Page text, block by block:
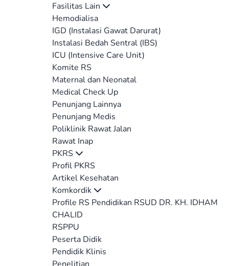
Fasilitas Lain
Hemodialisa
IGD (Instalasi Gawat Darurat)
Instalasi Bedah Sentral (IBS)
ICU (Intensive Care Unit)
Komite RS
Maternal dan Neonatal
Medical Check Up
Penunjang Lainnya
Penunjang Medis
Poliklinik Rawat Jalan
Rawat Inap
PKRS
Profil PKRS
Artikel Kesehatan
Komkordik
Profile RS Pendidikan RSUD DR. KH. IDHAM
CHALID
RSPPU
Peserta Didik
Pendidik Klinis